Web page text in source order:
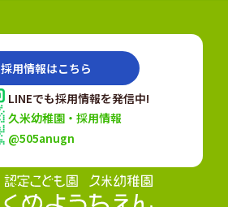
採用情報はこちら
LINEでも採用情報を発信中!
久米幼稚園・採用情報
@505anugn